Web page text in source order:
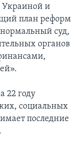
Украиной и
план реформ
суд,
органов
22 году
социальных
последние